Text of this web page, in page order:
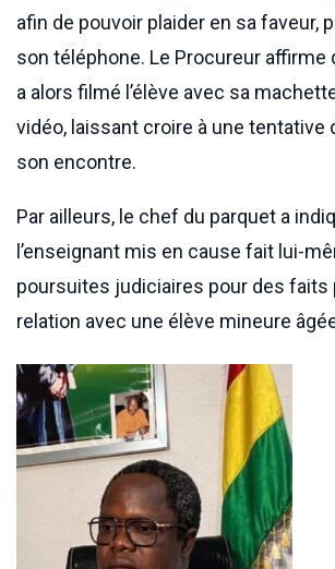
afin de pouvoir plaider en sa faveur,
son téléphone. Le Procureur affirme
a alors filmé l’élève avec sa
vidéo, laissant croire à une tentative
son encontre.
Par ailleurs, le chef du parquet a
l’enseignant mis en cause fait lui-
poursuites judiciaires pour des faits
relation avec une élève mineure